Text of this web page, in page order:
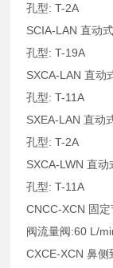
孔型: T-2A
SCIA-LAN 直动
孔型: T-19A
SXCA-LAN 直动
孔型: T-11A
SXEA-LAN 直动
孔型: T-2A
SXCA-LWN 直
孔型: T-11A
CNCC-XCN 固
阀流量阀:60 L/
CXCE-XCN 鼻